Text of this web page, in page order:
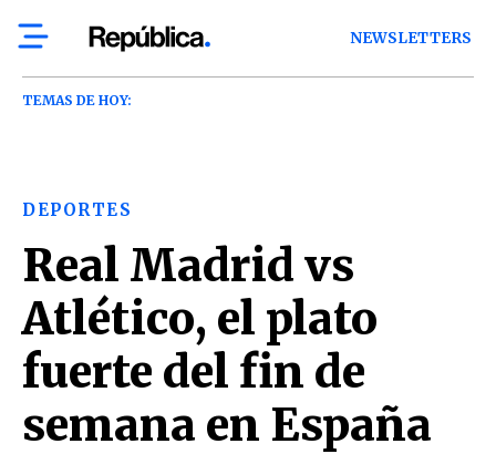
NEWSLETTERS
TEMAS DE HOY:
DEPORTES
Real Madrid vs
Atlético, el plato
fuerte del fin de
semana en España